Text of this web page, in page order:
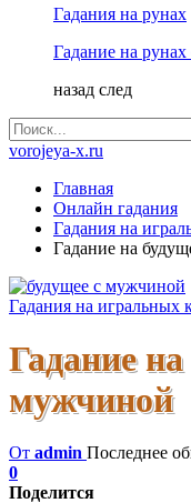
Гадания на рунах
Гадание на
назад след
vorojeya-x.ru
Главная
Онлайн гадания
Гадания на
Гадание на
Гадания на игральных
Гадание
мужчиной
От admin Последнее
0
Поделится